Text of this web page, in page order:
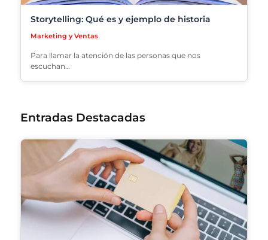
Storytelling: Qué es y ejemplo de historia
Marketing y Ventas
Para llamar la atención de las personas que nos
escuchan…
Entradas Destacadas